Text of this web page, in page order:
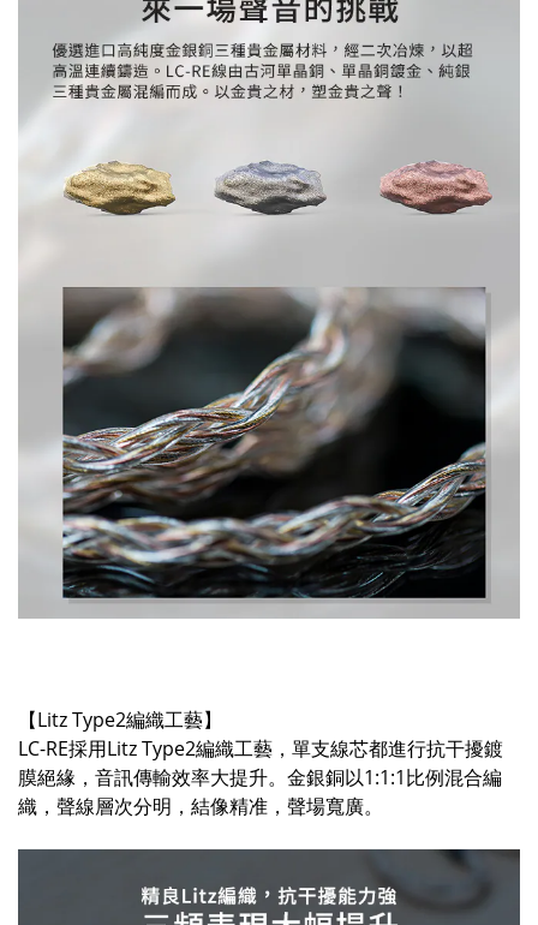
【Litz Type2編織工藝】
LC-RE採用Litz Type2編織工藝，單支線芯都進行抗干擾鍍
膜絕緣，音訊傳輸效率大提升。金銀銅以1:1:1比例混合編
織，聲線層次分明，結像精准，聲場寬廣。